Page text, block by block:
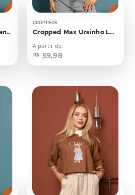
Cropped Max Teddy Tennis Club
CROPPEDS
Cropped Max Ursinho London
A partir de:
R$ 59,98